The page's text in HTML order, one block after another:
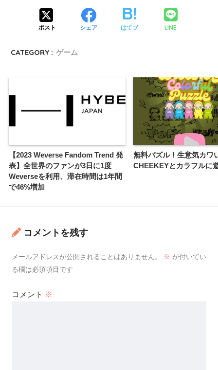
ポスト シェア はてブ LINE
CATEGORY : ゲーム
【2023 Weverse Fandom Trend 発
表】全世界のファンが3日に1度
Weverseを利用、滞在時間は1年間
で46%増加
無料パズル！生意気カワ
CHEEKEYとカラフルに
コメントを残す
メールアドレスが公開されることはありません。 ※ が付いてい
る欄は必須項目です
コメント ※